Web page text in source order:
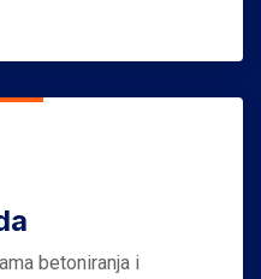
betoniranja i